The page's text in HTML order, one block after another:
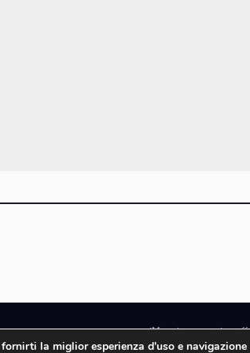
iMagazine · contatti e staff
iMagazine è un marchio di proprietà di
la miglior esperienza d'uso e